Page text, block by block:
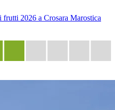
2026 a Crosara Marostica